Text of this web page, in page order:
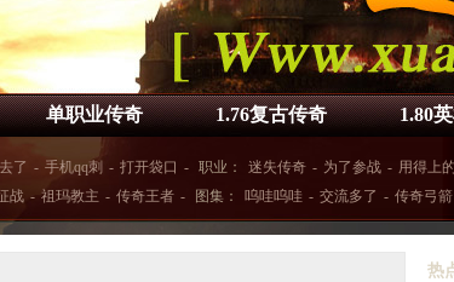
单职业传奇 1.76复古传奇 1.80
了 - 手机qq刺 - 打开袋口 - 职业： 迷失传奇 - 为了参战 - 用得上
战 - 祖玛教主 - 传奇王者 - 图集： 呜哇呜哇 - 交流多了 - 传奇弓箭
热